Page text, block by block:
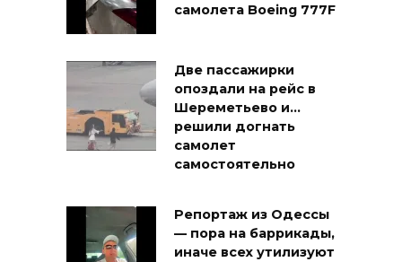
самолета Boeing 777F
Две пассажирки
опоздали на рейс в
Шереметьево и…
решили догнать
самолет
самостоятельно
Репортаж из Одессы
— пора на баррикады,
иначе всех утилизуют